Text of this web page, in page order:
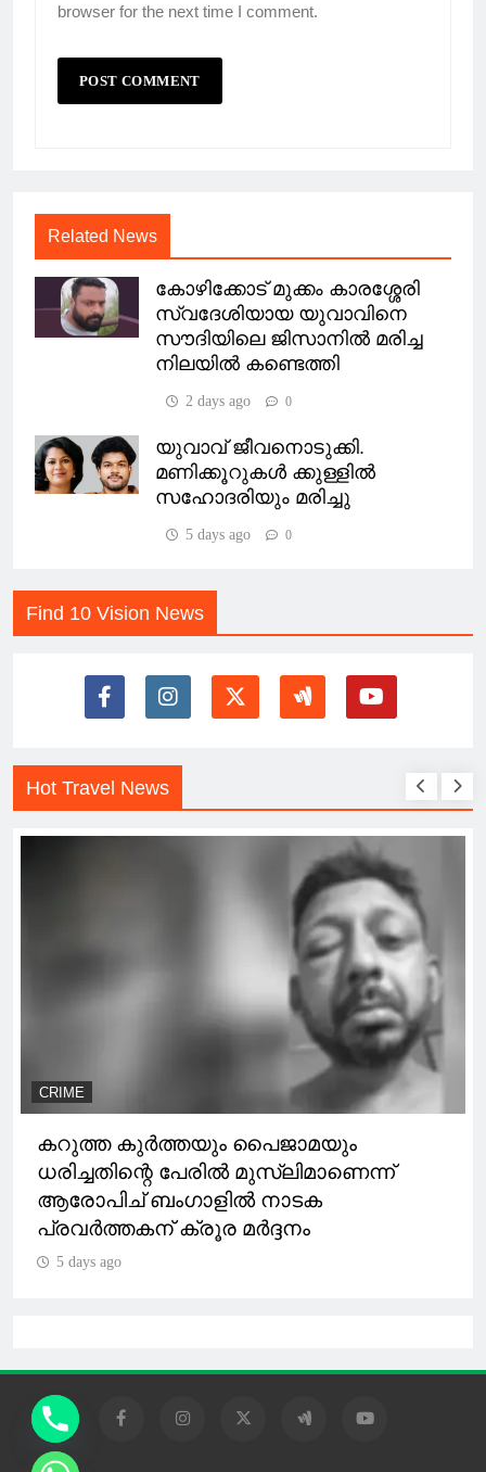
browser for the next time I comment.
Related News
കോഴിക്കോട് മുക്കം കാരശ്ശേരി
സ്വദേശിയായ യുവാവിനെ
സൗദിയിലെ ജിസാനിൽ മരിച്ച
നിലയിൽ കണ്ടെത്തി
2 days ago 0
യുവാവ് ജീവനൊടുക്കി.
മണിക്കൂറുകള്‍ ക്കുള്ളില്‍
സഹോദരിയും മരിച്ചു
5 days ago 0
Find 10 Vision News
Hot Travel News
CRIME
കറുത്ത കുർത്തയും പൈജാമയും
ധരിച്ചതിന്റെ പേരിൽ മുസ്‌ലിമാണെന്ന്
ആരോപിച് ബംഗാളിൽ നാടക
പ്രവർത്തകന് ക്രൂര മർദ്ദനം
5 days ago